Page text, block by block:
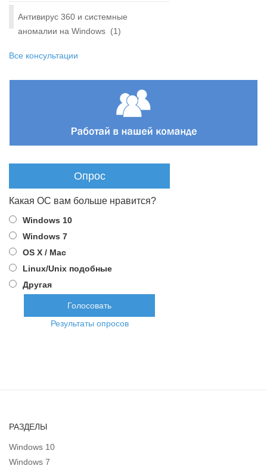
Антивирус 360 и системные
аномалии на Windows (1)
Все консультации
Опрос
Какая ОС вам больше нравится?
Windows 10
Windows 7
OS X / Mac
Linux/Unix подобные
Другая
Результаты опросов
РАЗДЕЛЫ
Windows 10
Windows 7